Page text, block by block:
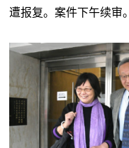
遭报复。案件下午续审。